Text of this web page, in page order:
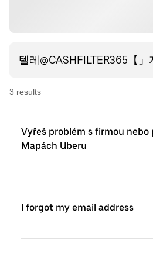
3 results
Vyřeš problém s firmou
Mapách Uberu
I forgot my email address